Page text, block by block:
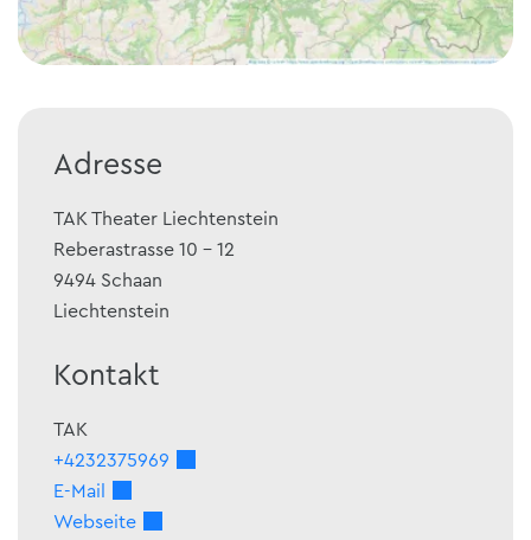
Adresse
TAK Theater Liechtenstein
Reberastrasse 10 - 12
9494 Schaan
Liechtenstein
Kontakt
TAK
+4232375969
E-Mail
Webseite